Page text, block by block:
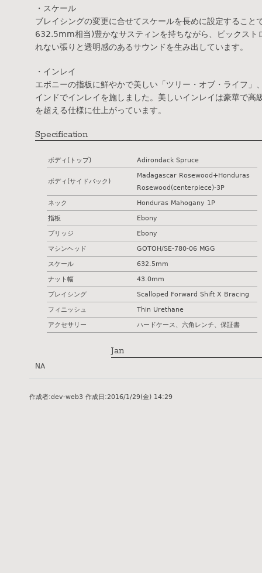
・スケール
ブレイシングの変更に合せてスケールを長めに設定するこ
632.5mm相当)豊かなサスティンを持ちながら、ピックスト
れない張りと透明感のあるサウンドを生み出しています。
・インレイ
エボニーの指板に鮮やかで美しい「ツリー・オブ・ライフ」
インドでインレイを施しました。美しいインレイは豪華で高
を超える仕様に仕上がっています。
Specification
ボディ(トップ) Adirondack Spruce
ボディ(サイドバック)
Madagascar Rosewood+Honduras
Rosewood(centerpiece)-3P
ネック
Honduras Mahogany 1P
指板
Ebony
ブリッジ
Ebony
マシンヘッド
GOTOH/SE-780-06 MGG
スケール
632.5mm
ナット幅
43.0mm
ブレイシング
Scalloped Forward Shift X Bracing
フィニッシュ
Thin Urethane
アクセサリー
ハードケース、六角レンチ、保証書
Jan
NA
作成者:dev-web3 作成日:2016/1/29(金) 14:29